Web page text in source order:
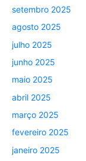
setembro 2025
agosto 2025
julho 2025
junho 2025
maio 2025
abril 2025
março 2025
fevereiro 2025
janeiro 2025